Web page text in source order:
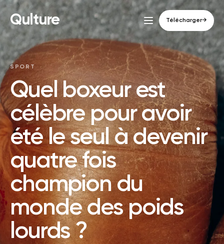
Qulture Télécharger→
SPORT
Quel boxeur est
célèbre pour avoir
été le seul à devenir
quatre fois
champion du
monde des poids
lourds ?